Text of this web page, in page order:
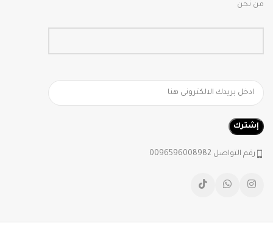
من نحن
رقم التواصل 0096596008982